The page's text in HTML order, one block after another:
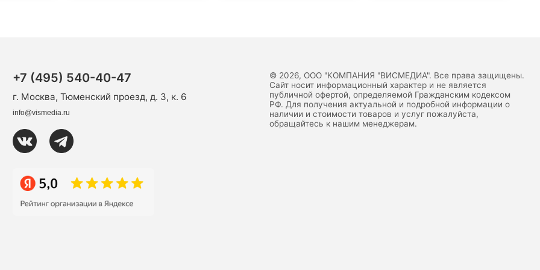
+7 (495) 540-40-47
г. Москва, Тюменский проезд, д. 3, к. 6
info@vismedia.ru
© 2026, ООО "КОМПАНИЯ "ВИСМЕДИА". Все права защищены.
Сайт носит информационный характер и не является
публичной офертой, определяемой Гражданским кодексом
РФ. Для получения актуальной и подробной информации о
наличии и стоимости товаров и услуг пожалуйста,
обращайтесь к нашим менеджерам.